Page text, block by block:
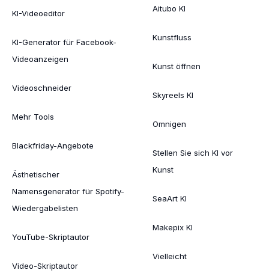
KI-Videoeditor
KI-Generator für Facebook-
Videoanzeigen
Videoschneider
Mehr Tools
Blackfriday-Angebote
Ästhetischer
Namensgenerator für Spotify-
Wiedergabelisten
YouTube-Skriptautor
Video-Skriptautor
Aitubo KI
Kunstfluss
Kunst öffnen
Skyreels KI
Omnigen
Stellen Sie sich KI vor
Kunst
SeaArt KI
Makepix KI
Vielleicht